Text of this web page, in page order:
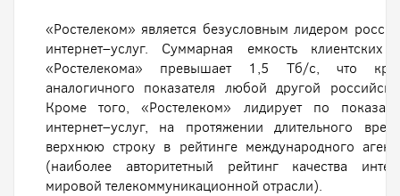
«Ростелеком» является безусловным лидером
интернет–услуг. Суммарная емкость клиентских
«Ростелекома» превышает 1,5 Тб/с, что
аналогичного показателя любой другой
Кроме того, «Ростелеком» лидирует по
интернет–услуг, на протяжении длительного
верхнюю строку в рейтинге международного
(наиболее авторитетный рейтинг качества
мировой телекоммуникационной отрасли).